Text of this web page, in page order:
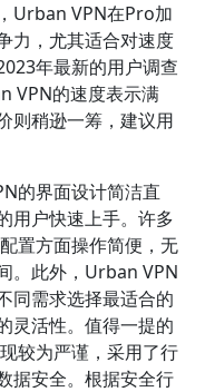
Urban VPN在Pro加
力，尤其适合对速度
年最新的用户调查
VPN的速度表示满
则稍逊一筹，建议用
的界面设计简洁直
用户快速上手。许多
置方面操作简便，无
。此外，Urban VPN
同需求选择最适合的
灵活性。值得一提的
较为严谨，采用了行
据安全。根据安全行